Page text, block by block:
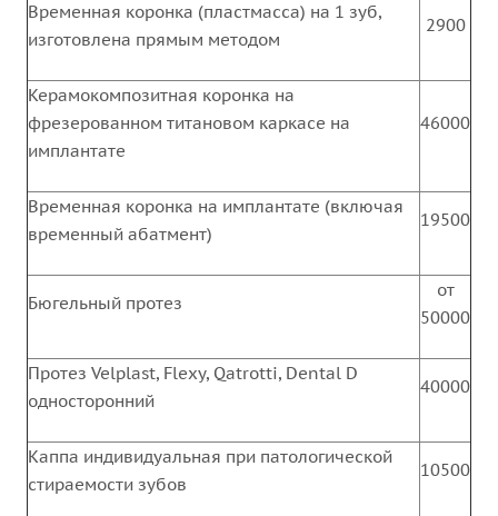
Временная коронка (пластмасса) на 1 зуб,
изготовлена прямым методом
2900
Керамокомпозитная коронка на
фрезерованном титановом каркасе на
имплантате
46000
Временная коронка на имплантате (включая
временный абатмент)
19500
Бюгельный протез
от
50000
Протез Velplast, Flexy, Qatrotti, Dental D
односторонний
40000
Каппа индивидуальная при патологической
стираемости зубов
10500